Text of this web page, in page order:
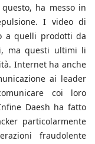
ha messo in
I video di
a quelli prodotti da
ma questi ultimi li
Internet ha anche
ai leader
coi loro
Daesh ha fatto
particolarmente
fraudolente